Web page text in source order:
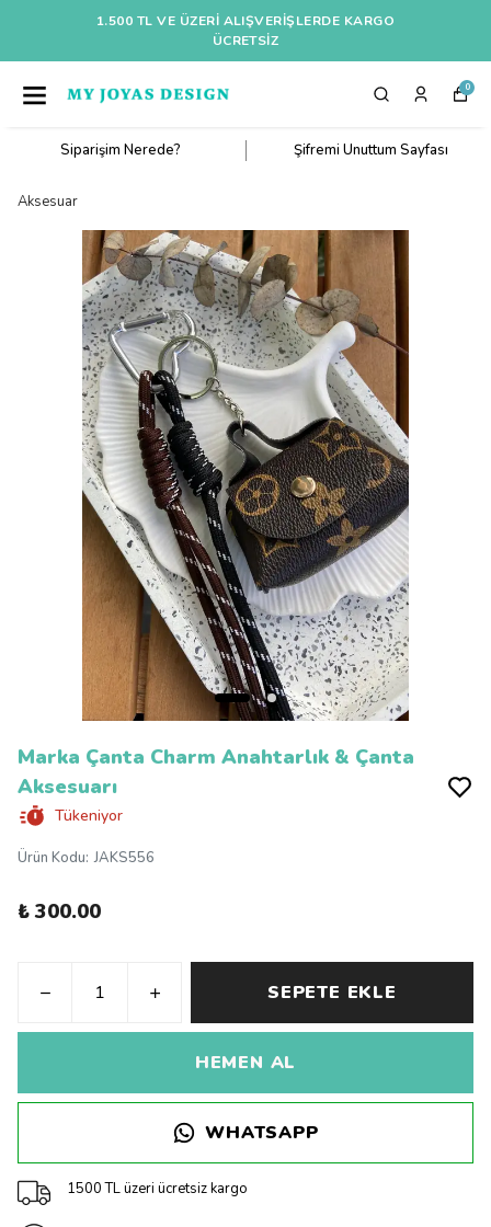
1.500 TL VE ÜZERI ALIŞVERIŞLERDE KARGO
ÜCRETSİZ
0
Siparişim Nerede? Şifremi Unuttum Sayfası
Aksesuar
Marka Çanta Charm Anahtarlık & Çanta
Aksesuarı
Tükeniyor
Ürün Kodu: JAKS556
₺ 300.00
SEPETE EKLE
HEMEN AL
WHATSAPP
1500 TL üzeri ücretsiz kargo